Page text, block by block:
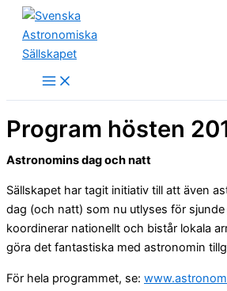
Hoppa
innehåll
Program hösten
Astronomins dag och natt
Sällskapet har tagit initiativ till att även
dag (och natt) som nu utlyses för
koordinerar nationellt och bistår lokala
göra det fantastiska med astronomin
För hela programmet, se: